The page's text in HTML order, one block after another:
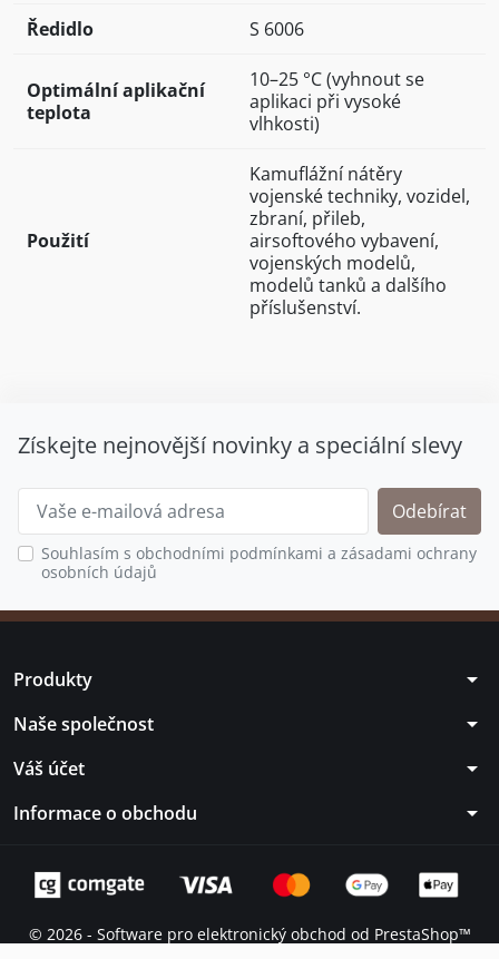
Ředidlo S 6006
Optimální aplikační
teplota
10–25 °C (vyhnout se
aplikaci při vysoké
vlhkosti)
Použití
Kamuflážní nátěry
vojenské techniky, vozidel,
zbraní, přileb,
airsoftového vybavení,
vojenských modelů,
modelů tanků a dalšího
příslušenství.
Získejte nejnovější novinky a speciální slevy
Souhlasím s obchodními podmínkami a zásadami ochrany
osobních údajů
Produkty arrow_drop_down
Naše společnost arrow_drop_down
Váš účet arrow_drop_down
Informace o obchodu arrow_drop_down
© 2026 - Software pro elektronický obchod od PrestaShop™